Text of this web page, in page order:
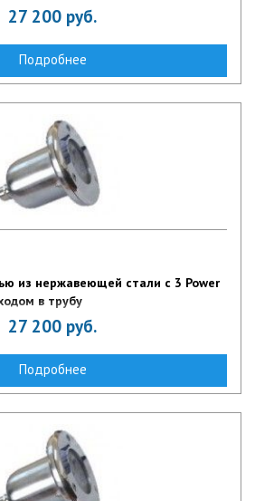
27 200 руб.
Подробнее
из нержавеющей стали с 3 Power
в трубу
27 200 руб.
Подробнее